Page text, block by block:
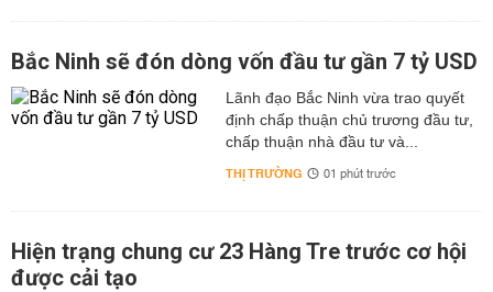
Bắc Ninh sẽ đón dòng vốn đầu tư gần 7 tỷ USD
Lãnh đạo Bắc Ninh vừa trao quyết
định chấp thuận chủ trương đầu tư,
chấp thuận nhà đầu tư và...
THỊ TRƯỜNG 01 phút trước
Hiện trạng chung cư 23 Hàng Tre trước cơ hội
được cải tạo